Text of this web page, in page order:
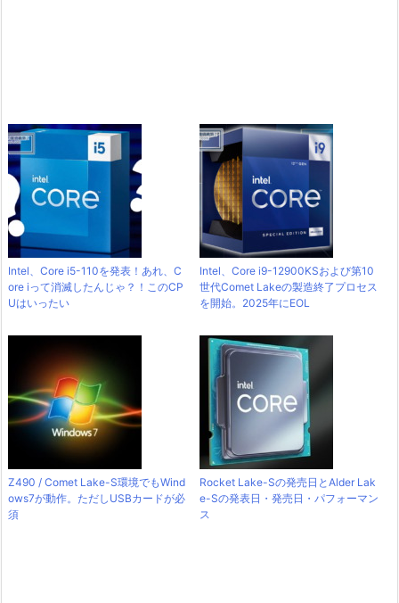
Intel、Core i5-110を発表！あれ、C
ore iって消滅したんじゃ？！このCP
Uはいったい
Intel、Core i9-12900KSおよび第10
世代Comet Lakeの製造終了プロセス
を開始。2025年にEOL
Z490 / Comet Lake-S環境でもWind
ows7が動作。ただしUSBカードが必
須
Rocket Lake-Sの発売日とAlder Lak
e-Sの発表日・発売日・パフォーマン
ス